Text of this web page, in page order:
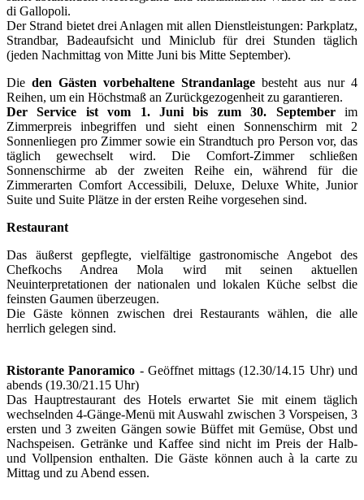
di Gallopoli.
Der Strand bietet drei Anlagen mit allen Dienstleistungen: Parkplatz,
Strandbar, Badeaufsicht und Miniclub für drei Stunden täglich
(jeden Nachmittag von Mitte Juni bis Mitte September).
Die den Gästen vorbehaltene Strandanlage besteht aus nur 4
Reihen, um ein Höchstmaß an Zurückgezogenheit zu garantieren.
Der Service ist vom 1. Juni bis zum 30. Septemberim
Zimmerpreis inbegriffen und sieht einen Sonnenschirm mit 2
Sonnenliegen pro Zimmer sowie ein Strandtuch pro Person vor, das
täglich gewechselt wird. Die Comfort-Zimmer schließen
Sonnenschirme ab der zweiten Reihe ein, während für die
Zimmerarten Comfort Accessibili, Deluxe, Deluxe White, Junior
Suite und Suite Plätze in der ersten Reihe vorgesehen sind.
Restaurant
Das äußerst gepflegte, vielfältige gastronomische Angebot des
Chefkochs Andrea Mola wird mit seinen aktuellen
Neuinterpretationen der nationalen und lokalen Küche selbst die
feinsten Gaumen überzeugen.
Die Gäste können zwischen drei Restaurants wählen, die alle
herrlich gelegen sind.
Ristorante Panoramico - Geöffnet mittags (12.30/14.15 Uhr) und
abends (19.30/21.15 Uhr)
Das Hauptrestaurant des Hotels erwartet Sie mit einem täglich
wechselnden 4-Gänge-Menü mit Auswahl zwischen 3 Vorspeisen, 3
ersten und 3 zweiten Gängen sowie Büffet mit Gemüse, Obst und
Nachspeisen. Getränke und Kaffee sind nicht im Preis der Halb-
und Vollpension enthalten. Die Gäste können auch à la carte zu
Mittag und zu Abend essen.